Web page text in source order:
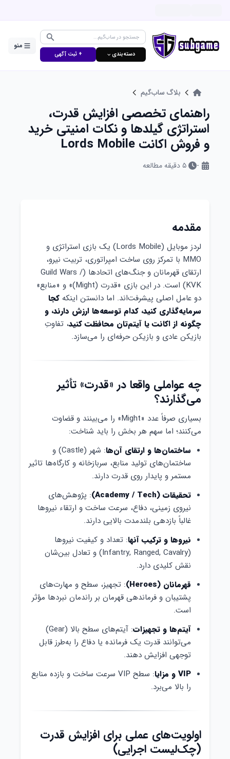
دسته‌بندی ⌵ + ثبت آگهی
منو
بلاگ ساب‌گیم
راهنمای تخصصی افزایش قدرت،
استراتژی گیلد‌ها و نکات امنیتی خرید
و فروش اکانت Lords Mobile
- ۵دقیقه مطالعه
مقدمه
لردز موبایل (Lords Mobile) یک بازی استراتژی و
MMO با تمرکز روی ساخت امپراتوری، تربیت نیرو،
ارتقای قهرمانان و جنگ‌های اتحادها (Guild Wars /
KVK) است. در این بازی «قدرت (Might)» و «منابع»
دو عامل اصلی پیشرفت‌اند. اما دانستن اینکه کجا
سرمایه‌گذاری کنید، کدام توسعه‌ها ارزش دارند، و
چگونه از اکانت یا آیتم‌تان محافظت کنید، تفاوتِ
بازیکن عادی و بازیکن حرفه‌ای را می‌سازد.
چه عواملی واقعا در «قدرت» تأثیر
می‌گذارند؟
بسیاری صرفاً عدد «Might» را می‌بینند و قضاوت
می‌کنند؛ اما سهم هر بخش را باید شناخت:
ساختمان‌ها و ارتقای آن‌ها
: شهر (Castle) و
ساختمان‌های تولید منابع، سربازخانه و کارگاه‌ها تاثیر
مستمر و پایدار روی قدرت دارند.
تحقیقات (Academy / Tech)
: پژوهش‌های
نیروی زمینی، دفاع، سرعت ساخت و ارتقاء نیروها
غالباً بازدهی بلندمدت بالایی دارند.
نیروها و ترکیب آنها: تعداد و کیفیت نیروها
(Infantry, Ranged, Cavalry) و تعادل بین‌شان
نقش کلیدی دارد.
قهرمانان (Heroes)
: تجهیز، سطح و مهارت‌های
پشتیبان و فرماندهی قهرمان‌ بر راندمان نبردها مؤثر
است.
آیتم‌ها و تجهیزات
: آیتم‌های سطح بالا (Gear)
می‌توانند قدرت یک فرمانده یا دفاع را به‌طرز قابل
توجهی افزایش دهند.
VIP و مزایا
: سطح VIP سرعت ساخت و بازده منابع
را بالا می‌برد.
اولویت‌های عملی برای افزایش قدرت
(چک‌لیست اجرایی)